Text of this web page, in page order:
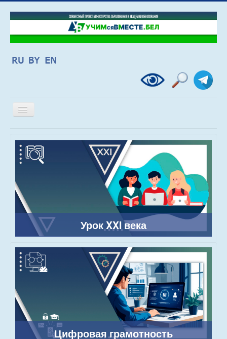
Включить/
выключить
Урок XXI века
Цифровая грамотность